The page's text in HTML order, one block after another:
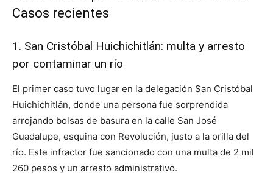
Casos recientes
1. San Cristóbal Huichichitlán: multa y arresto
por contaminar un río
El primer caso tuvo lugar en la delegación San Cristóbal
Huichichitlán, donde una persona fue sorprendida
arrojando bolsas de basura en la calle San José
Guadalupe, esquina con Revolución, justo a la orilla del
río. Este infractor fue sancionado con una multa de 2 mil
260 pesos y un arresto administrativo.